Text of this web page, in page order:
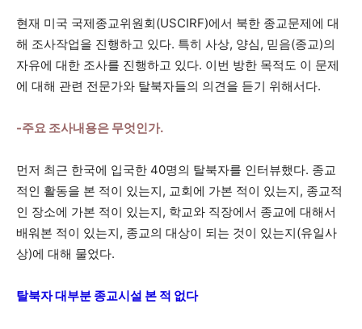
현재 미국 국제종교위원회(USCIRF)에서 북한 종교문제에 대
해 조사작업을 진행하고 있다. 특히 사상, 양심, 믿음(종교)의
자유에 대한 조사를 진행하고 있다. 이번 방한 목적도 이 문제
에 대해 관련 전문가와 탈북자들의 의견을 듣기 위해서다.
-주요 조사내용은 무엇인가.
먼저 최근 한국에 입국한 40명의 탈북자를 인터뷰했다. 종교
적인 활동을 본 적이 있는지, 교회에 가본 적이 있는지, 종교적
인 장소에 가본 적이 있는지, 학교와 직장에서 종교에 대해서
배워본 적이 있는지, 종교의 대상이 되는 것이 있는지(유일사
상)에 대해 물었다.
탈북자 대부분 종교시설 본 적 없다